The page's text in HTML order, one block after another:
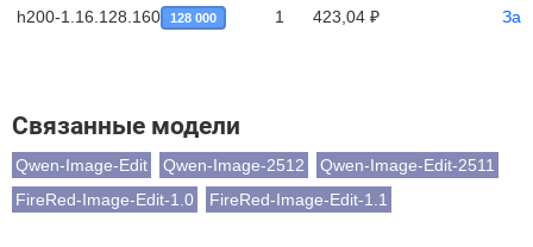
h200-1.16.128.160 128 000 1 423,04 ₽
Связанные модели
Qwen-Image-Edit Qwen-Image-2512
Qwen-Image-Edit-2511
FireRed-Image-Edit-1.0
FireRed-Image-Edit-1.1